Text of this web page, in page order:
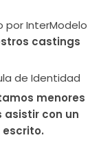
por InterModelo
castings
de Identidad
menores
asistir con un